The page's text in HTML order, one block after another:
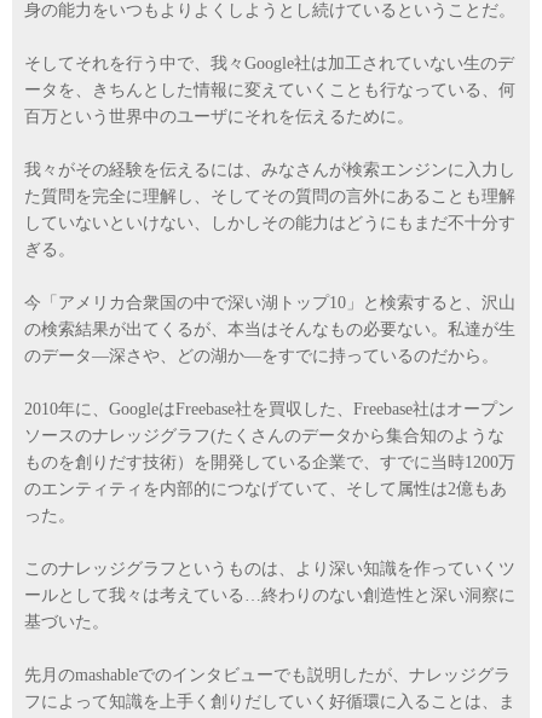
身の能力をいつもよりよくしようとし続けているということだ。
そしてそれを行う中で、我々Google社は加工されていない生のデ
ータを、きちんとした情報に変えていくことも行なっている、何
百万という世界中のユーザにそれを伝えるために。
我々がその経験を伝えるには、みなさんが検索エンジンに入力し
た質問を完全に理解し、そしてその質問の言外にあることも理解
していないといけない、しかしその能力はどうにもまだ不十分す
ぎる。
今「アメリカ合衆国の中で深い湖トップ10」と検索すると、沢山
の検索結果が出てくるが、本当はそんなもの必要ない。私達が生
のデータ―深さや、どの湖か―をすでに持っているのだから。
2010年に、GoogleはFreebase社を買収した、Freebase社はオープン
ソースのナレッジグラフ(たくさんのデータから集合知のような
ものを創りだす技術）を開発している企業で、すでに当時1200万
のエンティティを内部的につなげていて、そして属性は2億もあ
った。
このナレッジグラフというものは、より深い知識を作っていくツ
ールとして我々は考えている…終わりのない創造性と深い洞察に
基づいた。
先月のmashableでのインタビューでも説明したが、ナレッジグラ
フによって知識を上手く創りだしていく好循環に入ることは、ま